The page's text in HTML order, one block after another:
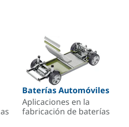
Baterías Automóviles
Aplicaciones en la
fabricación de baterías